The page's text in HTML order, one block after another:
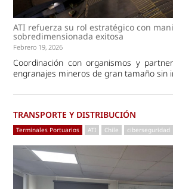
ATI refuerza su rol estratégico con
sobredimensionada exitosa
Febrero 19, 2026
Coordinación con organismos y
engranajes mineros de gran tamaño sin
TRANSPORTE Y DISTRIBUCIÓN
Terminales Portuarios ATI Chile ciberseguridad